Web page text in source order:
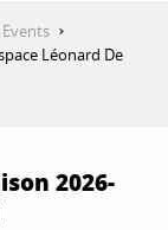
Léonard De
2026-